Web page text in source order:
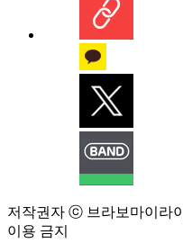
저작권자 ⓒ 브라보마이라
이용 금지